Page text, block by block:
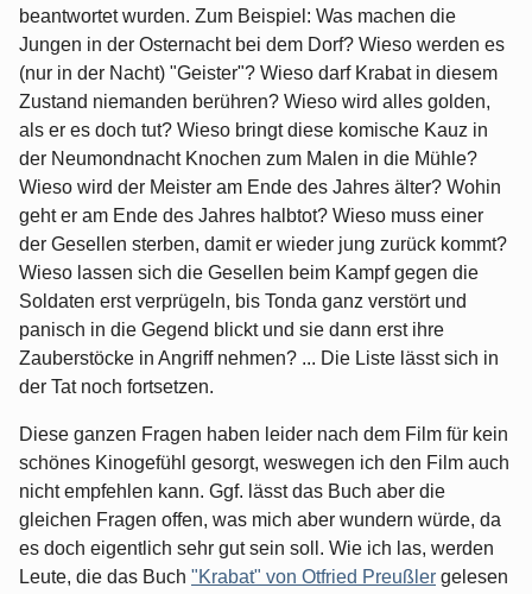
beantwortet wurden. Zum Beispiel: Was machen die
Jungen in der Osternacht bei dem Dorf? Wieso werden es
(nur in der Nacht) "Geister"? Wieso darf Krabat in diesem
Zustand niemanden berühren? Wieso wird alles golden,
als er es doch tut? Wieso bringt diese komische Kauz in
der Neumondnacht Knochen zum Malen in die Mühle?
Wieso wird der Meister am Ende des Jahres älter? Wohin
geht er am Ende des Jahres halbtot? Wieso muss einer
der Gesellen sterben, damit er wieder jung zurück kommt?
Wieso lassen sich die Gesellen beim Kampf gegen die
Soldaten erst verprügeln, bis Tonda ganz verstört und
panisch in die Gegend blickt und sie dann erst ihre
Zauberstöcke in Angriff nehmen? ... Die Liste lässt sich in
der Tat noch fortsetzen.
Diese ganzen Fragen haben leider nach dem Film für kein
schönes Kinogefühl gesorgt, weswegen ich den Film auch
nicht empfehlen kann. Ggf. lässt das Buch aber die
gleichen Fragen offen, was mich aber wundern würde, da
es doch eigentlich sehr gut sein soll. Wie ich las, werden
Leute, die das Buch "Krabat" von Otfried Preußler gelesen